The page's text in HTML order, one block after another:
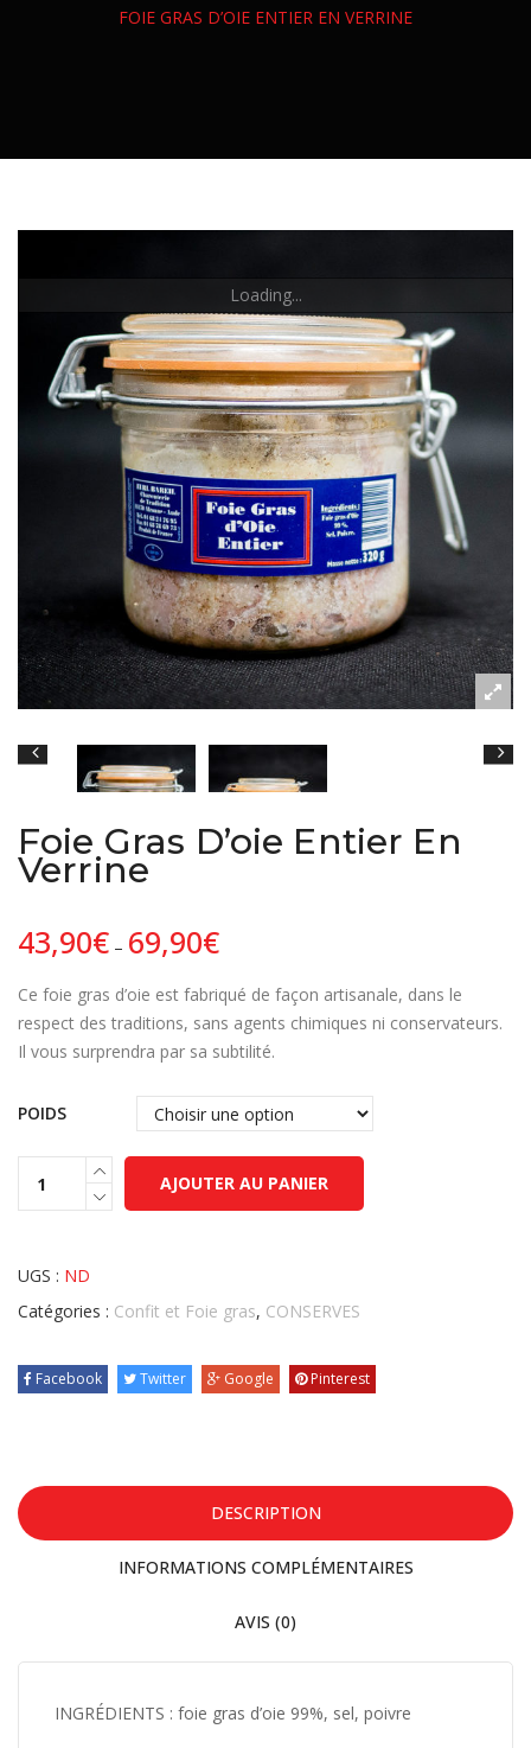
Charcuterie Sèche
FOIE GRAS D’OIE ENTIER EN VERRINE
Loading...
Foie Gras D’oie Entier En
Verrine
43,90€ – 69,90€
Ce foie gras d’oie est fabriqué de façon artisanale, dans le
respect des traditions, sans agents chimiques ni conservateurs.
Il vous surprendra par sa subtilité.
POIDS
AJOUTER AU PANIER
UGS : ND
Catégories : Confit et Foie gras, CONSERVES
Facebook Twitter Google Pinterest
DESCRIPTION
INFORMATIONS COMPLÉMENTAIRES
AVIS (0)
INGRÉDIENTS : foie gras d’oie 99%, sel, poivre